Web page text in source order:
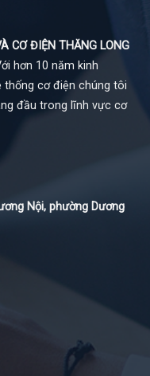
CƠ ĐIỆN THĂNG LONG
hơn 10 năm kinh
cơ điện chúng tôi
đầu trong lĩnh vực cơ
Nội, phường Dương